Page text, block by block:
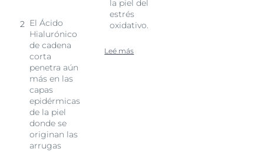
El Ácido
Hialurónico
de cadena
corta
penetra aún
más en las
capas
epidérmicas
de la piel
donde se
originan las
arrugas
la piel del
estrés
oxidativo.
Leé más